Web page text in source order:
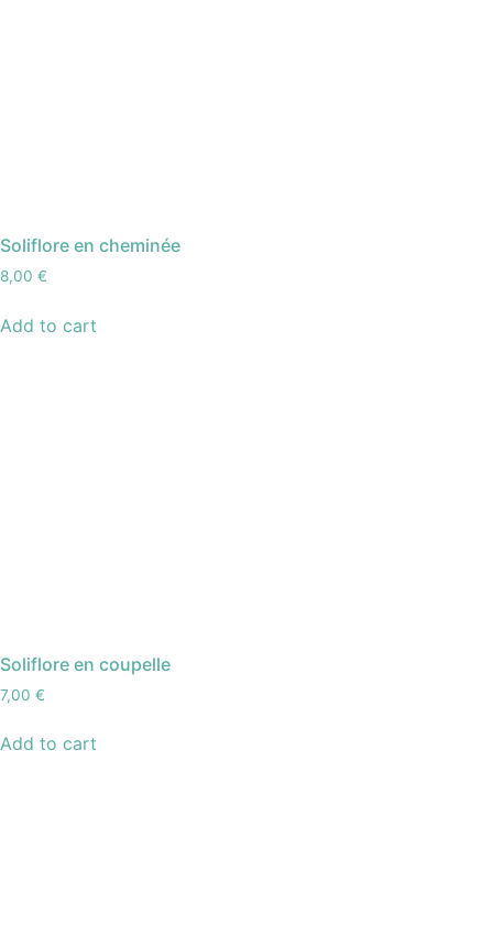
Soliflore en cheminée
8,00 €
Add to cart
Soliflore en coupelle
7,00 €
Add to cart